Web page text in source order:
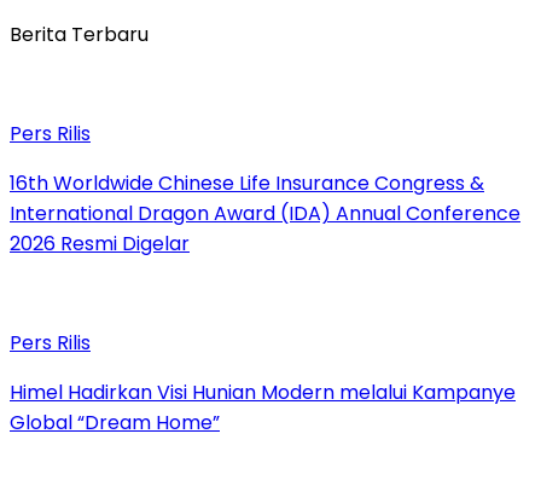
Berita Terbaru
Pers Rilis
16th Worldwide Chinese Life Insurance Congress &
International Dragon Award (IDA) Annual Conference
2026 Resmi Digelar
Pers Rilis
Himel Hadirkan Visi Hunian Modern melalui Kampanye
Global “Dream Home”